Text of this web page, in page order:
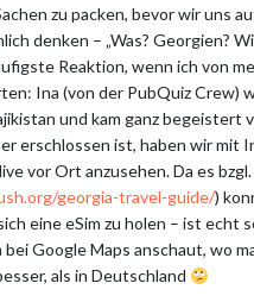
zu packen, bevor wir uns
denken – „Was? Georgien?
Reaktion, wenn ich von
Ina (von der PubQuiz Crew)
und kam ganz begeistert
erschlossen ist, haben wir mit
vor Ort anzusehen. Da es bzgl.
georgia-travel-guide/)
eine eSim zu holen – ist echt
Google Maps anschaut, wo
als in Deutschland